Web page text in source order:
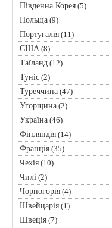
Південна Корея(5)
Польща(9)
Португалія(11)
США(8)
Таїланд(12)
Туніс(2)
Туреччина(47)
Угорщина(2)
Україна(46)
Фінляндія(14)
Франція(35)
Чехія(10)
Чилі(2)
Чорногорія(4)
Швейцарія(1)
Швеція(7)